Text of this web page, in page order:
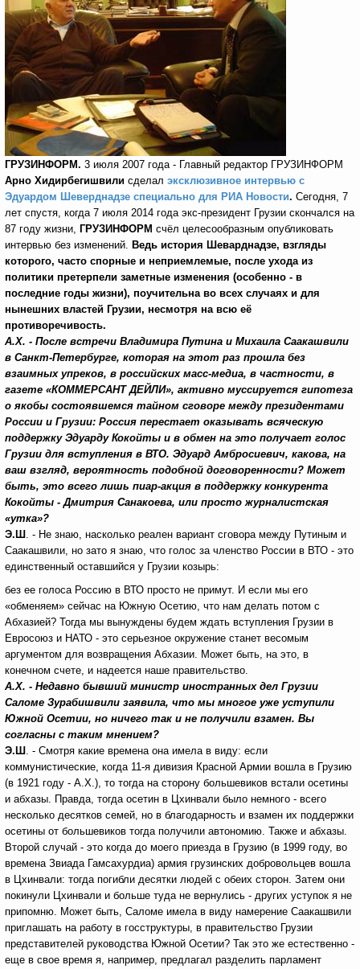
ГРУЗИНФОРМ. 3 июля 2007 года - Главный редактор ГРУЗИНФОРМ
Арно Хидирбегишвили сделал эксклюзивное интервью с
Эдуардом Шеверднадзе специально для РИА Новости. Сегодня, 7
лет спустя, когда 7 июля 2014 года экс-президент Грузии скончался на
87 году жизни, ГРУЗИНФОРМ счёл целесообразным опубликовать
интервью без изменений. Ведь история Шеварднадзе, взгляды
которого, часто спорные и неприемлемые, после ухода из
политики претерпели заметные изменения (особенно - в
последние годы жизни), поучительна во всех случаях и для
нынешних властей Грузии, несмотря на всю её
противоречивость.
А.Х. - После встречи Владимира Путина и Михаила Саакашвили
в Санкт-Петербурге, которая на этот раз прошла без
взаимных упреков, в российских масс-медиа, в частности, в
газете «КОММЕРСАНТ ДЕЙЛИ», активно муссируется гипотеза
о якобы состоявшемся тайном сговоре между президентами
России и Грузии: Россия перестает оказывать всяческую
поддержку Эдуарду Кокойты и в обмен на это получает голос
Грузии для вступления в ВТО. Эдуард Амбросиевич, какова, на
ваш взгляд, вероятность подобной договоренности? Может
быть, это всего лишь пиар-акция в поддержку конкурента
Кокойты - Дмитрия Санакоева, или просто журналистская
«утка»?
Э.Ш . - Не знаю, насколько реален вариант сговора между Путиным и
Саакашвили, но зато я знаю, что голос за членство России в ВТО - это
единственный оставшийся у Грузии козырь:
без ее голоса Россию в ВТО просто не примут. И если мы его
«обменяем» сейчас на Южную Осетию, что нам делать потом с
Абхазией? Тогда мы вынуждены будем ждать вступления Грузии в
Евросоюз и НАТО - это серьезное окружение станет весомым
аргументом для возвращения Абхазии. Может быть, на это, в
конечном счете, и надеется наше правительство.
А.Х. - Недавно бывший министр иностранных дел Грузии
Саломе Зурабишвили заявила, что мы многое уже уступили
Южной Осетии, но ничего так и не получили взамен. Вы
согласны с таким мнением?
Э.Ш . - Смотря какие времена она имела в виду: если
коммунистические, когда 11-я дивизия Красной Армии вошла в Грузию
(в 1921 году - А.Х.), то тогда на сторону большевиков встали осетины
и абхазы. Правда, тогда осетин в Цхинвали было немного - всего
несколько десятков семей, но в благодарность и взамен их поддержки
осетины от большевиков тогда получили автономию. Также и абхазы.
Второй случай - это когда до моего приезда в Грузию (в 1999 году, во
времена Звиада Гамсахурдиа) армия грузинских добровольцев вошла
в Цхинвали: тогда погибли десятки людей с обеих сторон. Затем они
покинули Цхинвали и больше туда не вернулись - других уступок я не
припомню. Может быть, Саломе имела в виду намерение Саакашвили
приглашать на работу в госструктуры, в правительство Грузии
представителей руководства Южной Осетии? Так это же естественно -
еще в свое время я, например, предлагал разделить парламент